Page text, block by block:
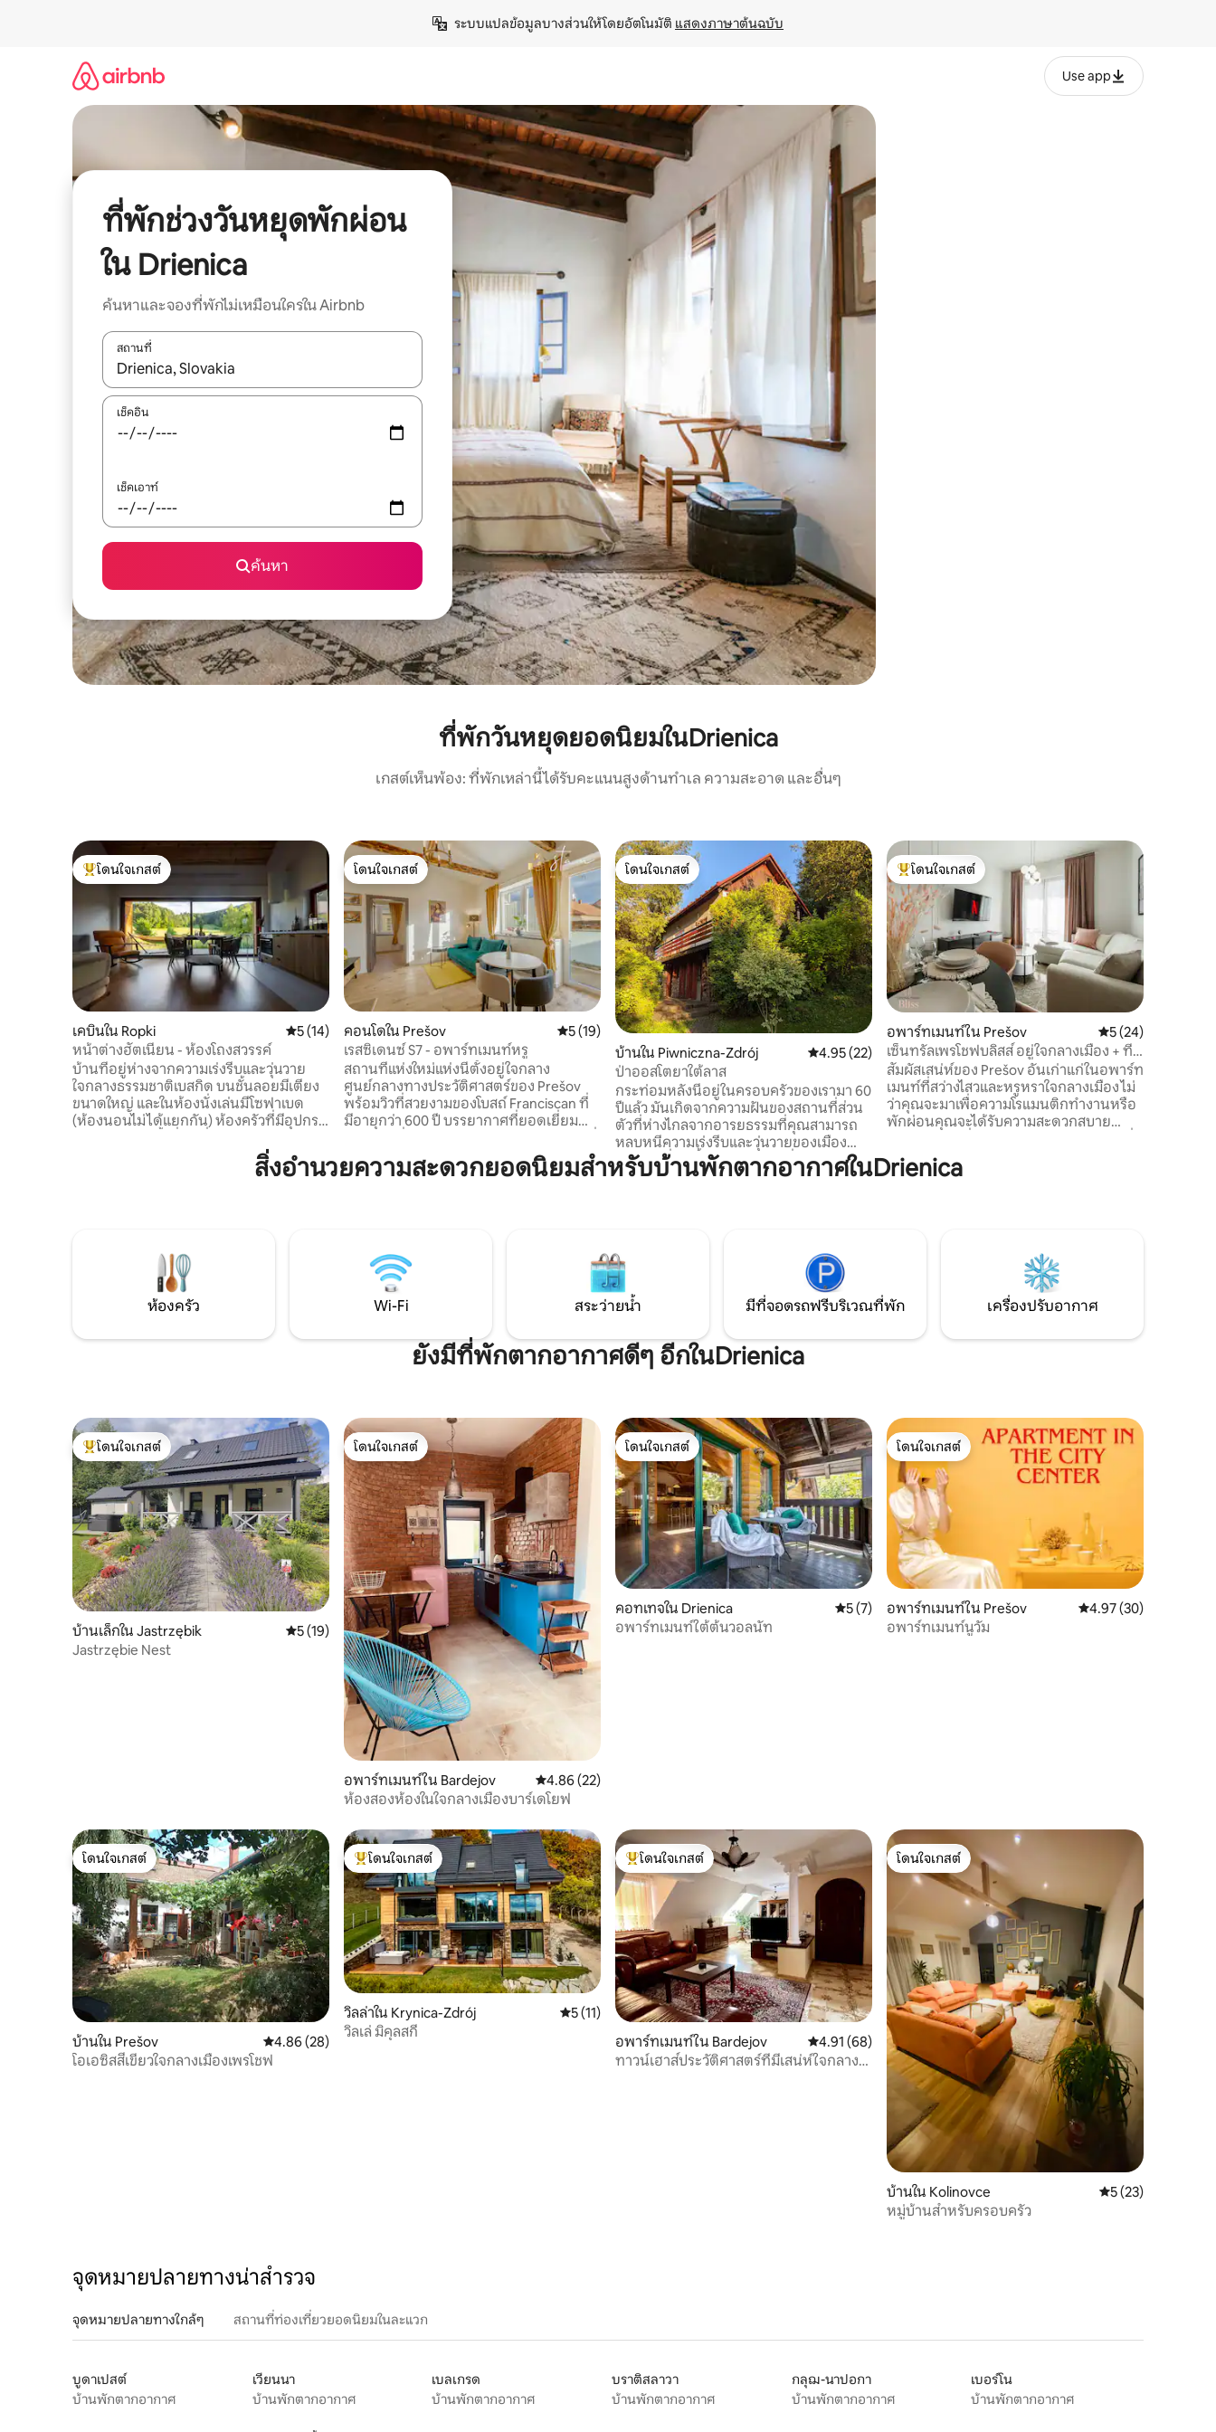
ระบบแปลข้อมูลบางส่วนให้โดยอัตโนมัติ แสดงภาษาต้นฉบับ
Use app
ที่พักช่วงวันหยุดพักผ่อน
ใน Drienica
ค้นหาและจองที่พักไม่เหมือนใครใน Airbnb
สถานที่
ใช้ลูกศรขึ้นลง หรือใช้การสัมผัสหรือปัด เพื่อสำรวจผลการค้นหา
เช็คอิน
เช็คเอาท์
ค้นหา
ที่พักวันหยุดยอดนิยมในDrienica
เกสต์เห็นพ้อง: ที่พักเหล่านี้ได้รับคะแนนสูงด้านทำเล ความสะอาด และอื่นๆ
โดนใจเกสต์ที่สุด
โดนใจเกสต์
เคบินใน Ropki คะแนนเฉลี่ย 5 จาก 5, 14 รีวิว
5 (14)
หน้าต่างฮัตเนียน - ห้องโถงสวรรค์
บ้านที่อยู่ห่างจากความเร่งรีบและวุ่นวาย
ใจกลางธรรมชาติเบสกิด ​บนชั้นลอยมีเตียง
ขนาดใหญ่ และในห้องนั่งเล่นมีโซฟาเบด
(ห้องนอนไม่ได้แยกกัน) ห้องครัวที่มีอุปกรณ์
เจ็กเตอร์สำหรับชมภาพยนตร์ในยามค่ำคืน
อินเทอร์เน็ตไฟเบอร์ออปติก เปลญวน
เวียร์ช 15 -25 นาทีขึ้นเขาผ่านป่า เข้าถึงได้ใน
ฤดูหนาวด้วยโซ่เท่านั้น ข้อดี - ไม่มีสัญญาณ
โทรศัพท์มือถือ :)
โดนใจเกสต์
โดนใจเกสต์
คอนโดใน Prešov คะแนนเฉลี่ย 5 จาก 5, 19 รีวิว
5 (19)
เรสซิเดนซ์ S7 - อพาร์ทเมนท์หรู
สถานที่แห่งใหม่แห่งนี้ตั้งอยู่ใจกลาง
ศูนย์กลางทางประวัติศาสตร์ของ Prešov
พร้อมวิวที่สวยงามของโบสถ์ Franciscan ที่
มีอายุกว่า 600 ปี บรรยากาศที่ยอดเยี่ยม
โรแมนติกของความเป็นอยู่ที่ดีที่ไม่ถูก
รบกวนหรือการเข้าถึงที่ยอดเยี่ยมในเมือง
ศูนย์การค้า NOVUM ที่อยู่ใกล้เคียงซึ่งอยู่
ห่างจากที่พักของคุณ 5 นาที
โดนใจเกสต์
โดนใจเกสต์
บ้านใน Piwniczna-Zdrój คะแนนเฉลี่ย 4.95 จาก 5, 22 รีวิว
4.95 (22)
ป่าออสโตยาใต้ลาส
กระท่อมหลังนี้อยู่ในครอบครัวของเรามา 60
ปีแล้ว มันเกิดจากความฝันของสถานที่ส่วน
ตัวที่ห่างไกลจากอารยธรรมที่คุณสามารถ
หลบหนีความเร่งรีบและวุ่นวายของเมือง
ใหญ่ได้ ที่พักนี้มีจิตวิญญาณที่เต็มไปด้วย
ของที่ระลึก และเช่นเดียวกับบ้านเก่าทุกหลัง
ทันที ในช่วงกลางวัน คุณจะได้ยินเสียงนก
และจิ้งหรีด และในช่วงกลางคืน คุณจะได้
เห็นดาว
โดนใจเกสต์ที่สุด
โดนใจเกสต์
อพาร์ทเมนท์ใน Prešov คะแนนเฉลี่ย 5 จาก
5 (24)
เซ็นทรัลเพรโชฟบลิสส์ อยู่ใจกลางเมือง + ที่
จอดรถ
สัมผัสเสน่ห์ของ Prešov อันเก่าแก่ในอพาร์ท
เมนท์ที่สว่างไสวและหรูหราใจกลางเมือง ไม่
ว่าคุณจะมาเพื่อความโรแมนติกทำงานหรือ
พักผ่อนคุณจะได้รับความสะดวกสบาย
รวดเร็วเน็ตฟลิกซ์และการตกแต่งภายในที่มี
สไตล์เพียงไม่กี่ก้าวจากใจกลางของกิจกรรม
ซม.) ทางเข้าไม่มีพื้นต่างระดับ - ลิฟต์
สิ่งอำนวยความสะดวกยอดนิยมสำหรับบ้านพักตากอากาศในDrienica
ห้องครัว Wi-Fi สระว่ายน้ำ มีที่จอดรถฟรีบริเวณที่พัก เครื่องปรับอากาศ
ยังมีที่พักตากอากาศดีๆ อีกในDrienica
โดนใจเกสต์ที่สุด
โดนใจเกสต์
บ้านเล็กใน Jastrzębik คะแนนเฉลี่ย 5 จาก 5, 19 รีวิว
5 (19)
Jastrzębie Nest
โดนใจเกสต์
โดนใจเกสต์
อพาร์ทเมนท์ใน Bardejov คะแนนเฉลี่ย 4.86 จาก 5, 22 รีวิว
4.86 (22)
ห้องสองห้องในใจกลางเมืองบาร์เดโยฟ
โดนใจเกสต์
โดนใจเกสต์
คอทเทจใน Drienica คะแนนเฉลี่ย 5 จาก 5, 7 รีวิว
5 (7)
อพาร์ทเมนท์ใต้ต้นวอลนัท
โดนใจเกสต์
โดนใจเกสต์
อพาร์ทเมนท์ใน Prešov คะแนนเฉลี่ย 4.97 จาก
4.97 (30)
อพาร์ทเมนท์นูวัม
โดนใจเกสต์
โดนใจเกสต์
บ้านใน Prešov คะแนนเฉลี่ย 4.86 จาก 5, 28 รีวิว
4.86 (28)
โอเอซิสสีเขียวใจกลางเมืองเพรโชฟ
โดนใจเกสต์ที่สุด
โดนใจเกสต์
วิลล่าใน Krynica-Zdrój คะแนนเฉลี่ย 5 จาก 5, 11 รีวิว
5 (11)
วิลเล่ มิคุลสกี้
โดนใจเกสต์ที่สุด
โดนใจเกสต์
อพาร์ทเมนท์ใน Bardejov คะแนนเฉลี่ย 4.91 จาก 5, 68 รีวิว
4.91 (68)
ทาวน์เฮาส์ประวัติศาสตร์ที่มีเสน่ห์ใจกลาง
โดนใจเกสต์
โดนใจเกสต์
บ้านใน Kolinovce คะแนนเฉลี่ย 5 จาก
5 (23)
หมู่บ้านสำหรับครอบครัว
จุดหมายปลายทางน่าสำรวจ
จุดหมายปลายทางใกล้ๆ สถานที่ท่องเที่ยวยอดนิยมในละแวก
บูดาเปสต์
บ้านพักตากอากาศ
เวียนนา
บ้านพักตากอากาศ
เบลเกรด
บ้านพักตากอากาศ
บราติสลาวา
บ้านพักตากอากาศ
กลุฌ-นาปอกา
บ้านพักตากอากาศ
เบอร์โน
บ้านพักตากอากาศ